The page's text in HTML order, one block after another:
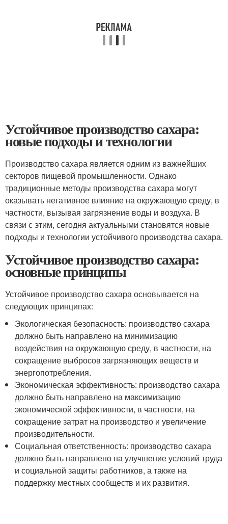
Устойчивое производство сахара:
новые подходы и технологии
Производство сахара является одним из важнейших
секторов пищевой промышленности. Однако
традиционные методы производства сахара могут
оказывать негативное влияние на окружающую среду, в
частности, вызывая загрязнение воды и воздуха. В
связи с этим, сегодня актуальными становятся новые
подходы и технологии устойчивого производства сахара.
Устойчивое производство сахара:
основные принципы
Устойчивое производство сахара основывается на
следующих принципах:
Экологическая безопасность: производство сахара
должно быть направлено на минимизацию
воздействия на окружающую среду, в частности, на
сокращение выбросов загрязняющих веществ и
энергопотребления.
Экономическая эффективность: производство сахара
должно быть направлено на максимизацию
экономической эффективности, в частности, на
сокращение затрат на производство и увеличение
производительности.
Социальная ответственность: производство сахара
должно быть направлено на улучшение условий труда
и социальной защиты работников, а также на
поддержку местных сообществ и их развития.